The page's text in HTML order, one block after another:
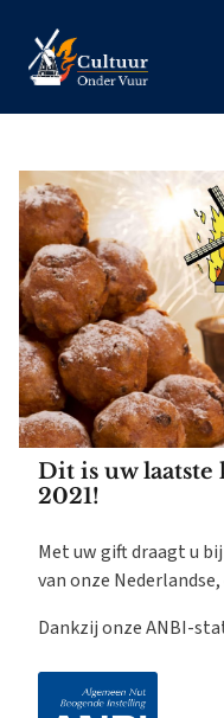
Dit is uw laatste
2021!
Met uw gift draagt u
van onze
Dankzij onze ANBI-